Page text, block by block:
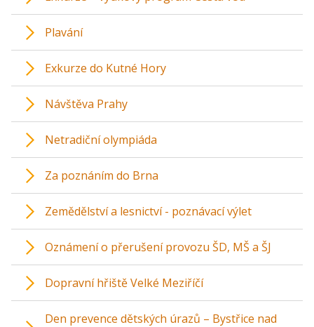
Plavání
Exkurze do Kutné Hory
Návštěva Prahy
Netradiční olympiáda
Za poznáním do Brna
Zemědělství a lesnictví - poznávací výlet
Oznámení o přerušení provozu ŠD, MŠ a ŠJ
Dopravní hřiště Velké Meziříčí
Den prevence dětských úrazů – Bystřice nad